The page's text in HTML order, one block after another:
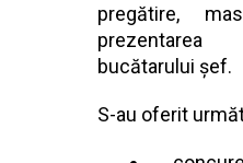
pregătire,
bucătarului șef.
S-au oferit